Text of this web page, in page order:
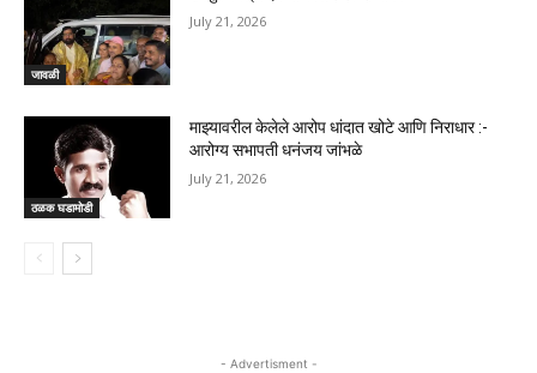
जावळी
July 21, 2026
ठळक घडामोडी
माझ्यावरील केलेले आरोप धांदात खोटे आणि निराधार :-
आरोग्य सभापती धनंजय जांभळे
July 21, 2026
- Advertisment -